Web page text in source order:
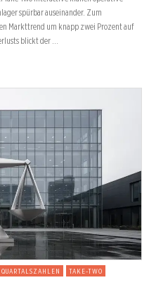
spürbar auseinander. Zum
Markttrend um knapp zwei Prozent auf
blickt der …
QUARTALSZAHLEN
TAKE-TWO